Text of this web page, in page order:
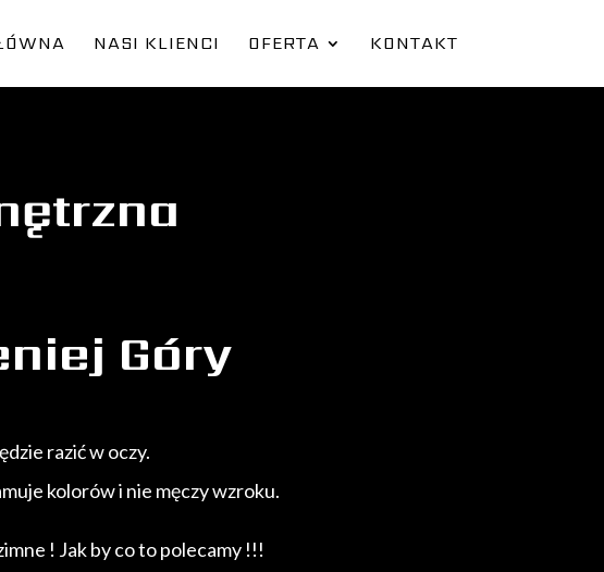
NASI KLIENCI OFERTA KONTAKT
Góry
razić w oczy.
kolorów i nie męczy wzroku.
! Jak by co to polecamy !!!